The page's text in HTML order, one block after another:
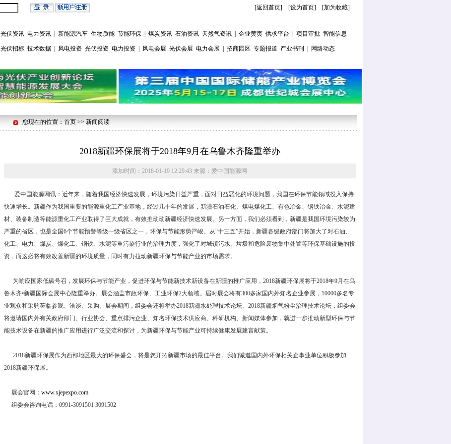
[返回首页] [设为首页] [加为收藏]
光伏资讯 电力资讯 新能源汽车 生物质能 节能环保 煤炭资讯 石油资讯 天然气资讯 企业黄页 供求平台 项目审批 智能信息
光伏招标 技术数据 风电投资 光伏投资 电力投资 风电会展 光伏会展 电力会展 招商园区 专题报道 产业书刊 网络动态
您现在的位置：首页 >> 新闻阅读
2018新疆环保展将于2018年9月在乌鲁木齐隆重举办
添加时间： 2018-01-19 12:29:43 来源： 爱中国能源网
爱中国能源网讯：近年来，随着我国经济快速发展，环境污染日益严重，面对日益恶化的环境问题，我国在环保节能领域投入保持
快速增长。新疆作为我国重要的能源重化工产业基地，经过几十年的发展，新疆石油石化、煤电煤化工、有色冶金、钢铁冶金、水泥建
材、装备制造等能源重化工产业取得了巨大成就，有效推动动新疆经济快速发展。另一方面，我们必须看到，新疆是我国环境污染较为
严重的省区，也是全国6个节能预警等级一级省区之一，环保与节能形势严峻。从“十三五”开始，新疆各级政府部门将加大了对石油、
化工、电力、煤炭、煤化工、钢铁、水泥等重污染行业的治理力度，强化了对城镇污水、垃圾和危险废物集中处置等环保基础设施的投
资，而这必将有效改善新疆的环境质量，同时有力拉动新疆环保与节能产业的市场需求。
为响应国家低碳号召，发展环保与节能产业，促进环保与节能新技术新设备在新疆的推广应用，2018新疆环保展将于2018年9月在乌
鲁木齐•新疆国际会展中心隆重举办。展会涵盖市政环保、工业环保2大领域。届时展会将有300多家国内外知名企业参展，10000多名专
业观众和采购莅临参观、洽谈、采购。展会期间，组委会还将举办2018新疆水处理技术论坛、2018新疆烟气粉尘治理技术论坛，组委会
将邀请国内外有关政府部门、行业协会、重点排污企业、知名环保技术供应商、科研机构、新闻媒体参加，就进一步推动新型环保与节
能技术设备在新疆的推广应用进行广泛交流和探讨，为新疆环保与节能产业可持续健康发展建言献策。
2018新疆环保展作为西部地区最大的环保盛会，将是您开拓新疆市场的最佳平台。我们诚邀国内外环保相关企事业单位积极参加
2018新疆环保展。
展会官网： www.xjepexpo.com
组委会咨询电话：0991-3091501 3091502